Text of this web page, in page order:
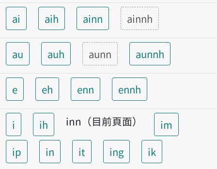
ai aih ainn ainnh
au auh aunn aunnh
e eh enn ennh
i ih inn（目前頁面）
im
ip
in it ing ik